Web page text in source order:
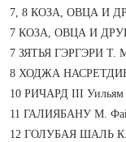
7, 8 КОЗА, ОВЦА И
7 КОЗА, ОВЦА И
7 ЗЯТЬЯ ГЭРГЭРИ Т.
8 ХОДЖА НАСРЕТДИН
10 РИЧАРД III Уильям
11 ГАЛИЯБАНУ М.
12 ГОЛУБАЯ ШАЛЬ К.